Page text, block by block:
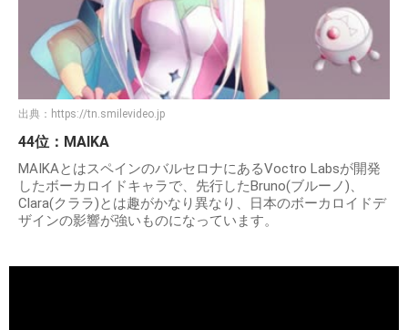
出典： https://tn.smilevideo.jp
44位：MAIKA
MAIKAとはスペインのバルセロナにあるVoctro Labsが開発
したボーカロイドキャラで、先行したBruno(ブルーノ)、
Clara(クララ)とは趣がかなり異なり、日本のボーカロイドデ
ザインの影響が強いものになっています。